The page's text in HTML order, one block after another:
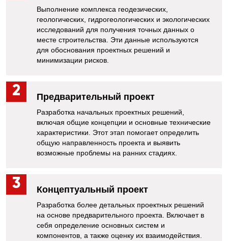
Выполнение комплекса геодезических,
геологических, гидрогеологических и экологических
исследований для получения точных данных о
месте строительства. Эти данные используются
для обоснования проектных решений и
минимизации рисков.
Предварительный проект
Разработка начальных проектных решений,
включая общие концепции и основные технические
характеристики. Этот этап помогает определить
общую направленность проекта и выявить
возможные проблемы на ранних стадиях.
Концептуальный проект
Разработка более детальных проектных решений
на основе предварительного проекта. Включает в
себя определение основных систем и
компонентов, а также оценку их взаимодействия.